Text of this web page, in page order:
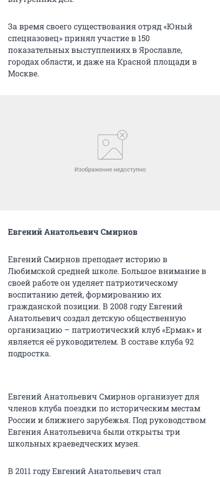
За время своего существования отряд «Юный
спецназовец» принял участие в 150
показательных выступлениях в Ярославле,
городах области, и даже на Красной площади в
Москве.
Евгений Анатольевич Смирнов
Евгений Смирнов преподает историю в
Любимской средней школе. Большое внимание в
своей работе он уделяет патриотическому
воспитанию детей, формированию их
гражданской позиции. В 2008 году Евгений
Анатольевич создал детскую общественную
организацию – патриотический клуб «Ермак» и
является её руководителем. В составе клуба 92
подростка.
Евгений Анатольевич Смирнов организует для
членов клуба поездки по историческим местам
России и ближнего зарубежья. Под руководством
Евгения Анатольевича были открыты три
школьных краеведческих музея.
В 2011 году Евгений Анатольевич стал